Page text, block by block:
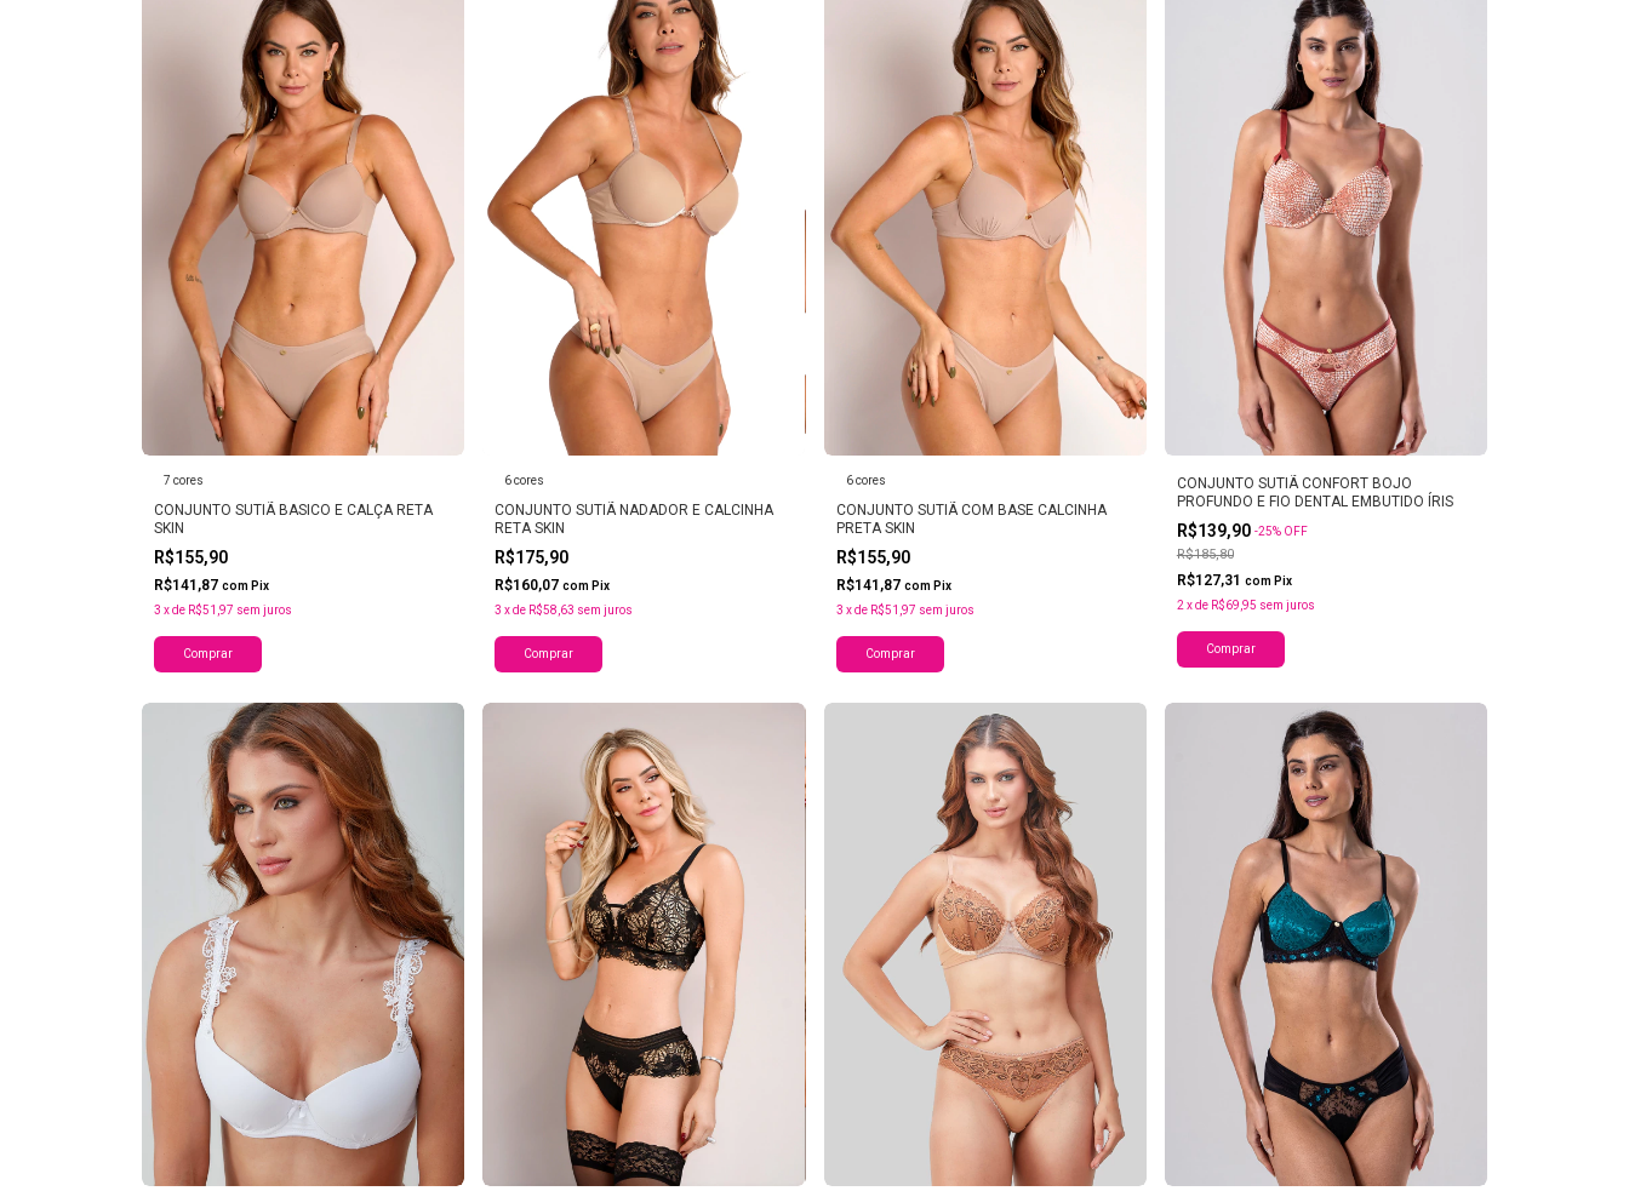
7 cores
CONJUNTO SUTIÃ BASICO E CALÇA RETA
SKIN
R$155,90
R$141,87 com Pix
3 xde R$51,97 sem juros
Comprar
6 cores
CONJUNTO SUTIÃ NADADOR E CALCINHA
RETA SKIN
R$175,90
R$160,07com Pix
3 xde R$58,63 sem juros
Comprar
6 cores
CONJUNTO SUTIÃ COM BASE CALCINHA
PRETA SKIN
R$155,90
R$141,87 com Pix
3 xde R$51,97 sem juros
Comprar
CONJUNTO SUTIÃ CONFORT BOJO
PROFUNDO E FIO DENTAL EMBUTIDO ÍRIS
R$139,90 -25% OFF
R$185,80
R$127,31 com Pix
2 xde R$69,95 sem juros
Comprar